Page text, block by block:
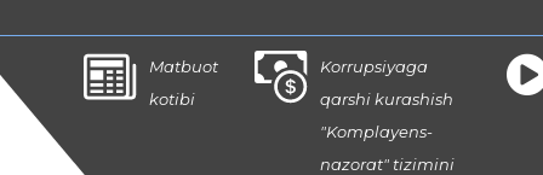
Matbuot
kotibi
Korrupsiyaga
qarshi kurashish
"Komplayens-
nazorat" tizimini